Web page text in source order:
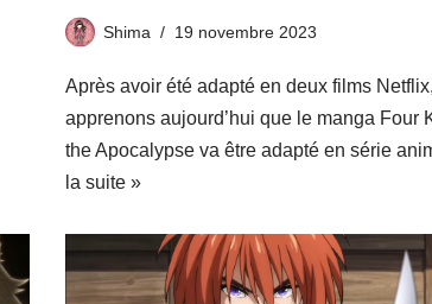
Shima 19 novembre 2023
Après avoir été adapté en deux films
apprenons aujourd’hui que le manga Four
the Apocalypse va être adapté en série
la suite »